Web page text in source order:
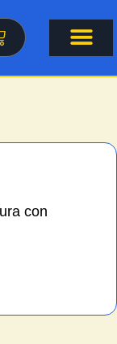
con